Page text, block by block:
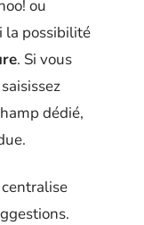
ou
la possibilité
. Si vous
dédié,
centralise